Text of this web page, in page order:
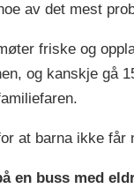
av det mest
friske og
og kanskje gå
at barna ikke får
en buss med